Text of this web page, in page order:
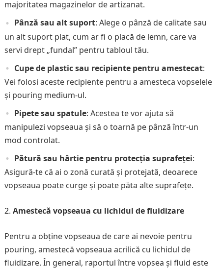
majoritatea magazinelor de artizanat.
Pânză sau alt suport: Alege o pânză de calitate sau
un alt suport plat, cum ar fi o placă de lemn, care va
servi drept „fundal” pentru tabloul tău.
Cupe de plastic sau recipiente pentru amestecat:
Vei folosi aceste recipiente pentru a amesteca vopselele
și pouring medium-ul.
Pipete sau spatule: Acestea te vor ajuta să
manipulezi vopseaua și să o toarnă pe pânză într-un
mod controlat.
Pătură sau hârtie pentru protecția suprafeței:
Asigură-te că ai o zonă curată și protejată, deoarece
vopseaua poate curge și poate păta alte suprafețe.
Amestecă vopseaua cu lichidul de fluidizare
Pentru a obține vopseaua de care ai nevoie pentru
pouring, amestecă vopseaua acrilică cu lichidul de
fluidizare. În general, raportul între vopsea și fluid este